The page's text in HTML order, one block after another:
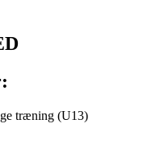
træning (U13)